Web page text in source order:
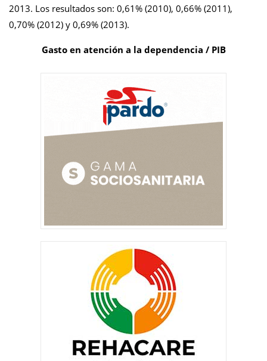
2013. Los resultados son: 0,61% (2010), 0,66% (2011),
0,70% (2012) y 0,69% (2013).
Gasto en atención a la dependencia / PIB